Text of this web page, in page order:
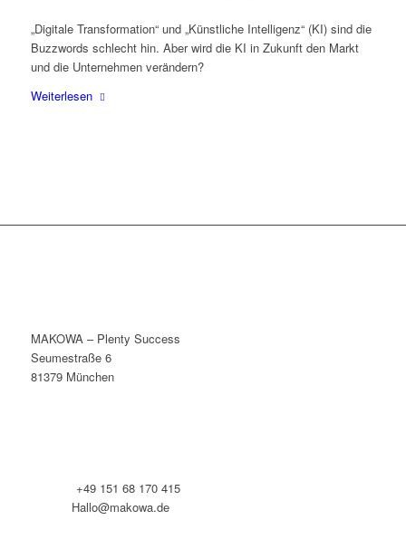
„Digitale Transformation“ und „Künstliche Intelligenz“ (KI) sind die
Buzzwords schlecht hin. Aber wird die KI in Zukunft den Markt
und die Unternehmen verändern?
Weiterlesen
MAKOWA – Plenty Success
Seumestraße 6
81379 München
+49 151 68 170 415
Hallo@makowa.de